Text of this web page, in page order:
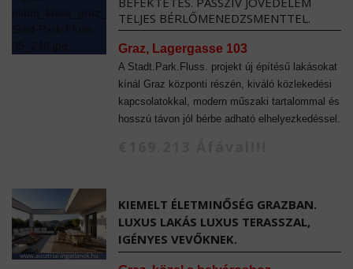
KIEMELT ÉLETMINŐSÉG GRAZBAN.
LUXUS LAKÁS LUXUS TERASSZAL,
IGÉNYES VEVŐKNEK.
TELJES BÉRLŐMENEDZSMENTTEL.
Graz, Lagergasse 103
A Stadt.Park.Fluss. projekt új építésű lakásokat
kínál Graz központi részén, kiváló közlekedési
kapcsolatokkal, modern műszaki tartalommal és
hosszú távon jól bérbe adható elhelyezkedéssel.